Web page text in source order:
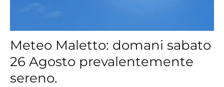
Meteo Maletto: domani sabato
26 Agosto prevalentemente
sereno.